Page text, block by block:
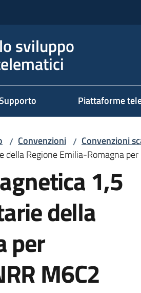
sviluppo
Piattaforme
/ Convenzioni / Convenzioni
Regione Emilia-Romagna
1,5
della
per
M6C2